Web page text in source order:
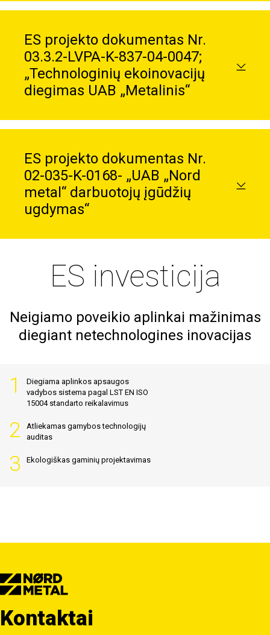
ES projekto dokumentas Nr.
03.3.2-LVPA-K-837-04-0047;
„Technologinių ekoinovacijų
diegimas UAB „Metalinis“
ES projekto dokumentas Nr.
02-035-K-0168- „UAB „Nord
metal“ darbuotojų įgūdžių
ugdymas“
ES investicija
Neigiamo poveikio aplinkai mažinimas
diegiant netechnologines inovacijas
Diegiama aplinkos apsaugos
vadybos sistema pagal LST EN ISO
15004 standarto reikalavimus
Atliekamas gamybos technologijų
auditas
Ekologiškas gaminių projektavimas
Kontaktai